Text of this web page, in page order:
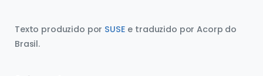
Texto produzido por SUSE e traduzido por Acorp do
Brasil.